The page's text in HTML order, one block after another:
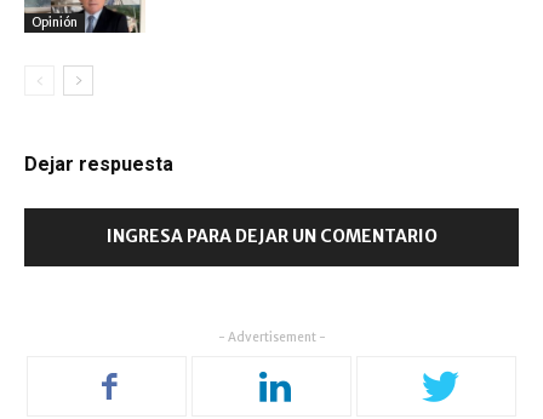
Opinión
Dejar respuesta
INGRESA PARA DEJAR UN COMENTARIO
- Advertisement -